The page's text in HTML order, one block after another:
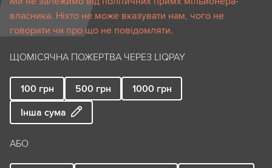
власника. Ніхто не може вказувати нам, чого не
говорити чи про що не повідомляти.
ЩОМІСЯЧНА ПОЖЕРТВА ЧЕРЕЗ LIQPAY
100 грн 500 грн 1000 грн
Інша сума
АБО